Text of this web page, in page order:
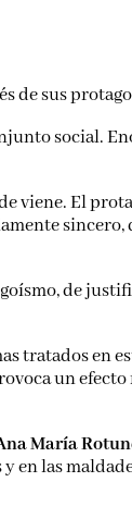
de sus
social.
viene. El
sincero,
de
tratados en
un
María
en las